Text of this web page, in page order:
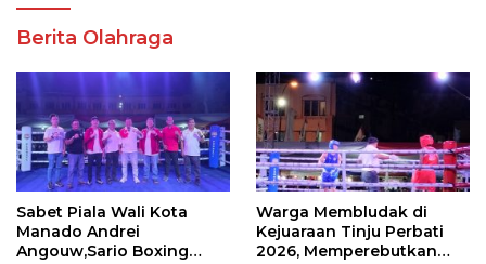
Berita Olahraga
Sabet Piala Wali Kota
Manado Andrei
Angouw,Sario Boxing
Warga Membludak di
Kejuaraan Tinju Perbati
2026, Memperebutkan